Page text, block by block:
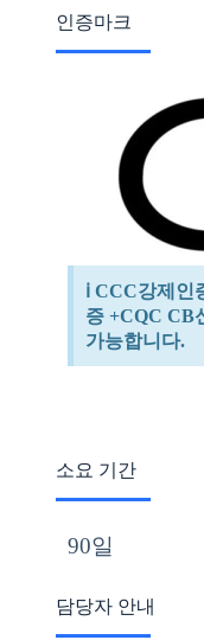
인증마크
ℹ️ CCC강제인
증 +CQC CB
가능합니다.
소요 기간
90일
담당자 안내